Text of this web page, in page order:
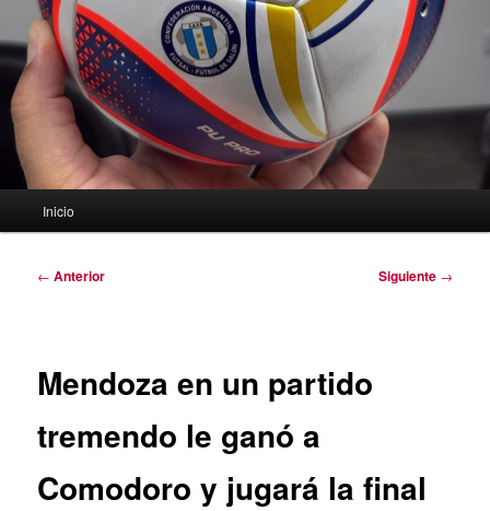
Inicio
Navegación
← Anterior Siguiente →
Mendoza en un partido
tremendo le ganó a
Comodoro y jugará la final